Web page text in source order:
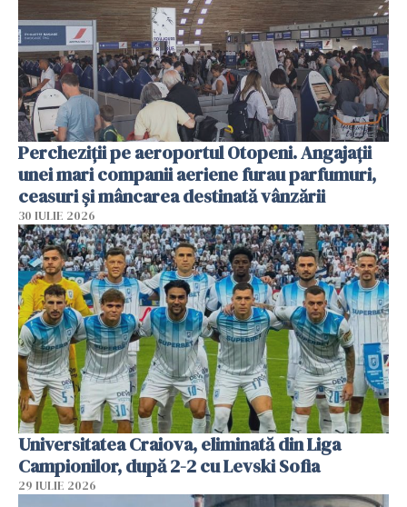
Percheziții pe aeroportul Otopeni. Angajații
unei mari companii aeriene furau parfumuri,
ceasuri și mâncarea destinată vânzării
30 IULIE 2026
Universitatea Craiova, eliminată din Liga
Campionilor, după 2-2 cu Levski Sofia
29 IULIE 2026